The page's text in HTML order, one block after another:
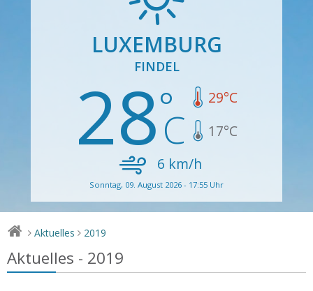
LUXEMBURG
FINDEL
28 29°C
17°C
6 km/h
Sonntag, 09. August 2026 - 17:55 Uhr
> Aktuelles > 2019
Aktuelles - 2019